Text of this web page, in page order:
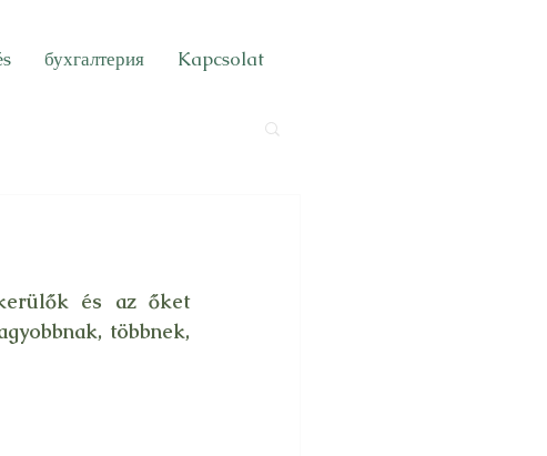
бухгалтерия Kapcsolat
és az őket
többnek,